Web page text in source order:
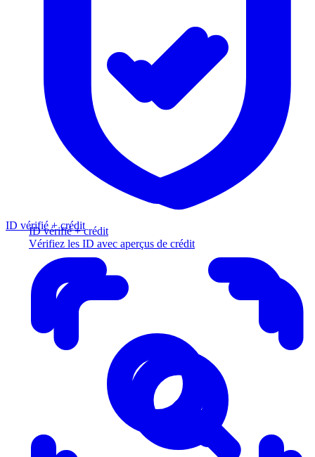
ID vérifié + crédit
Vérifiez les ID avec aperçus de crédit
ID vérifié + crédit